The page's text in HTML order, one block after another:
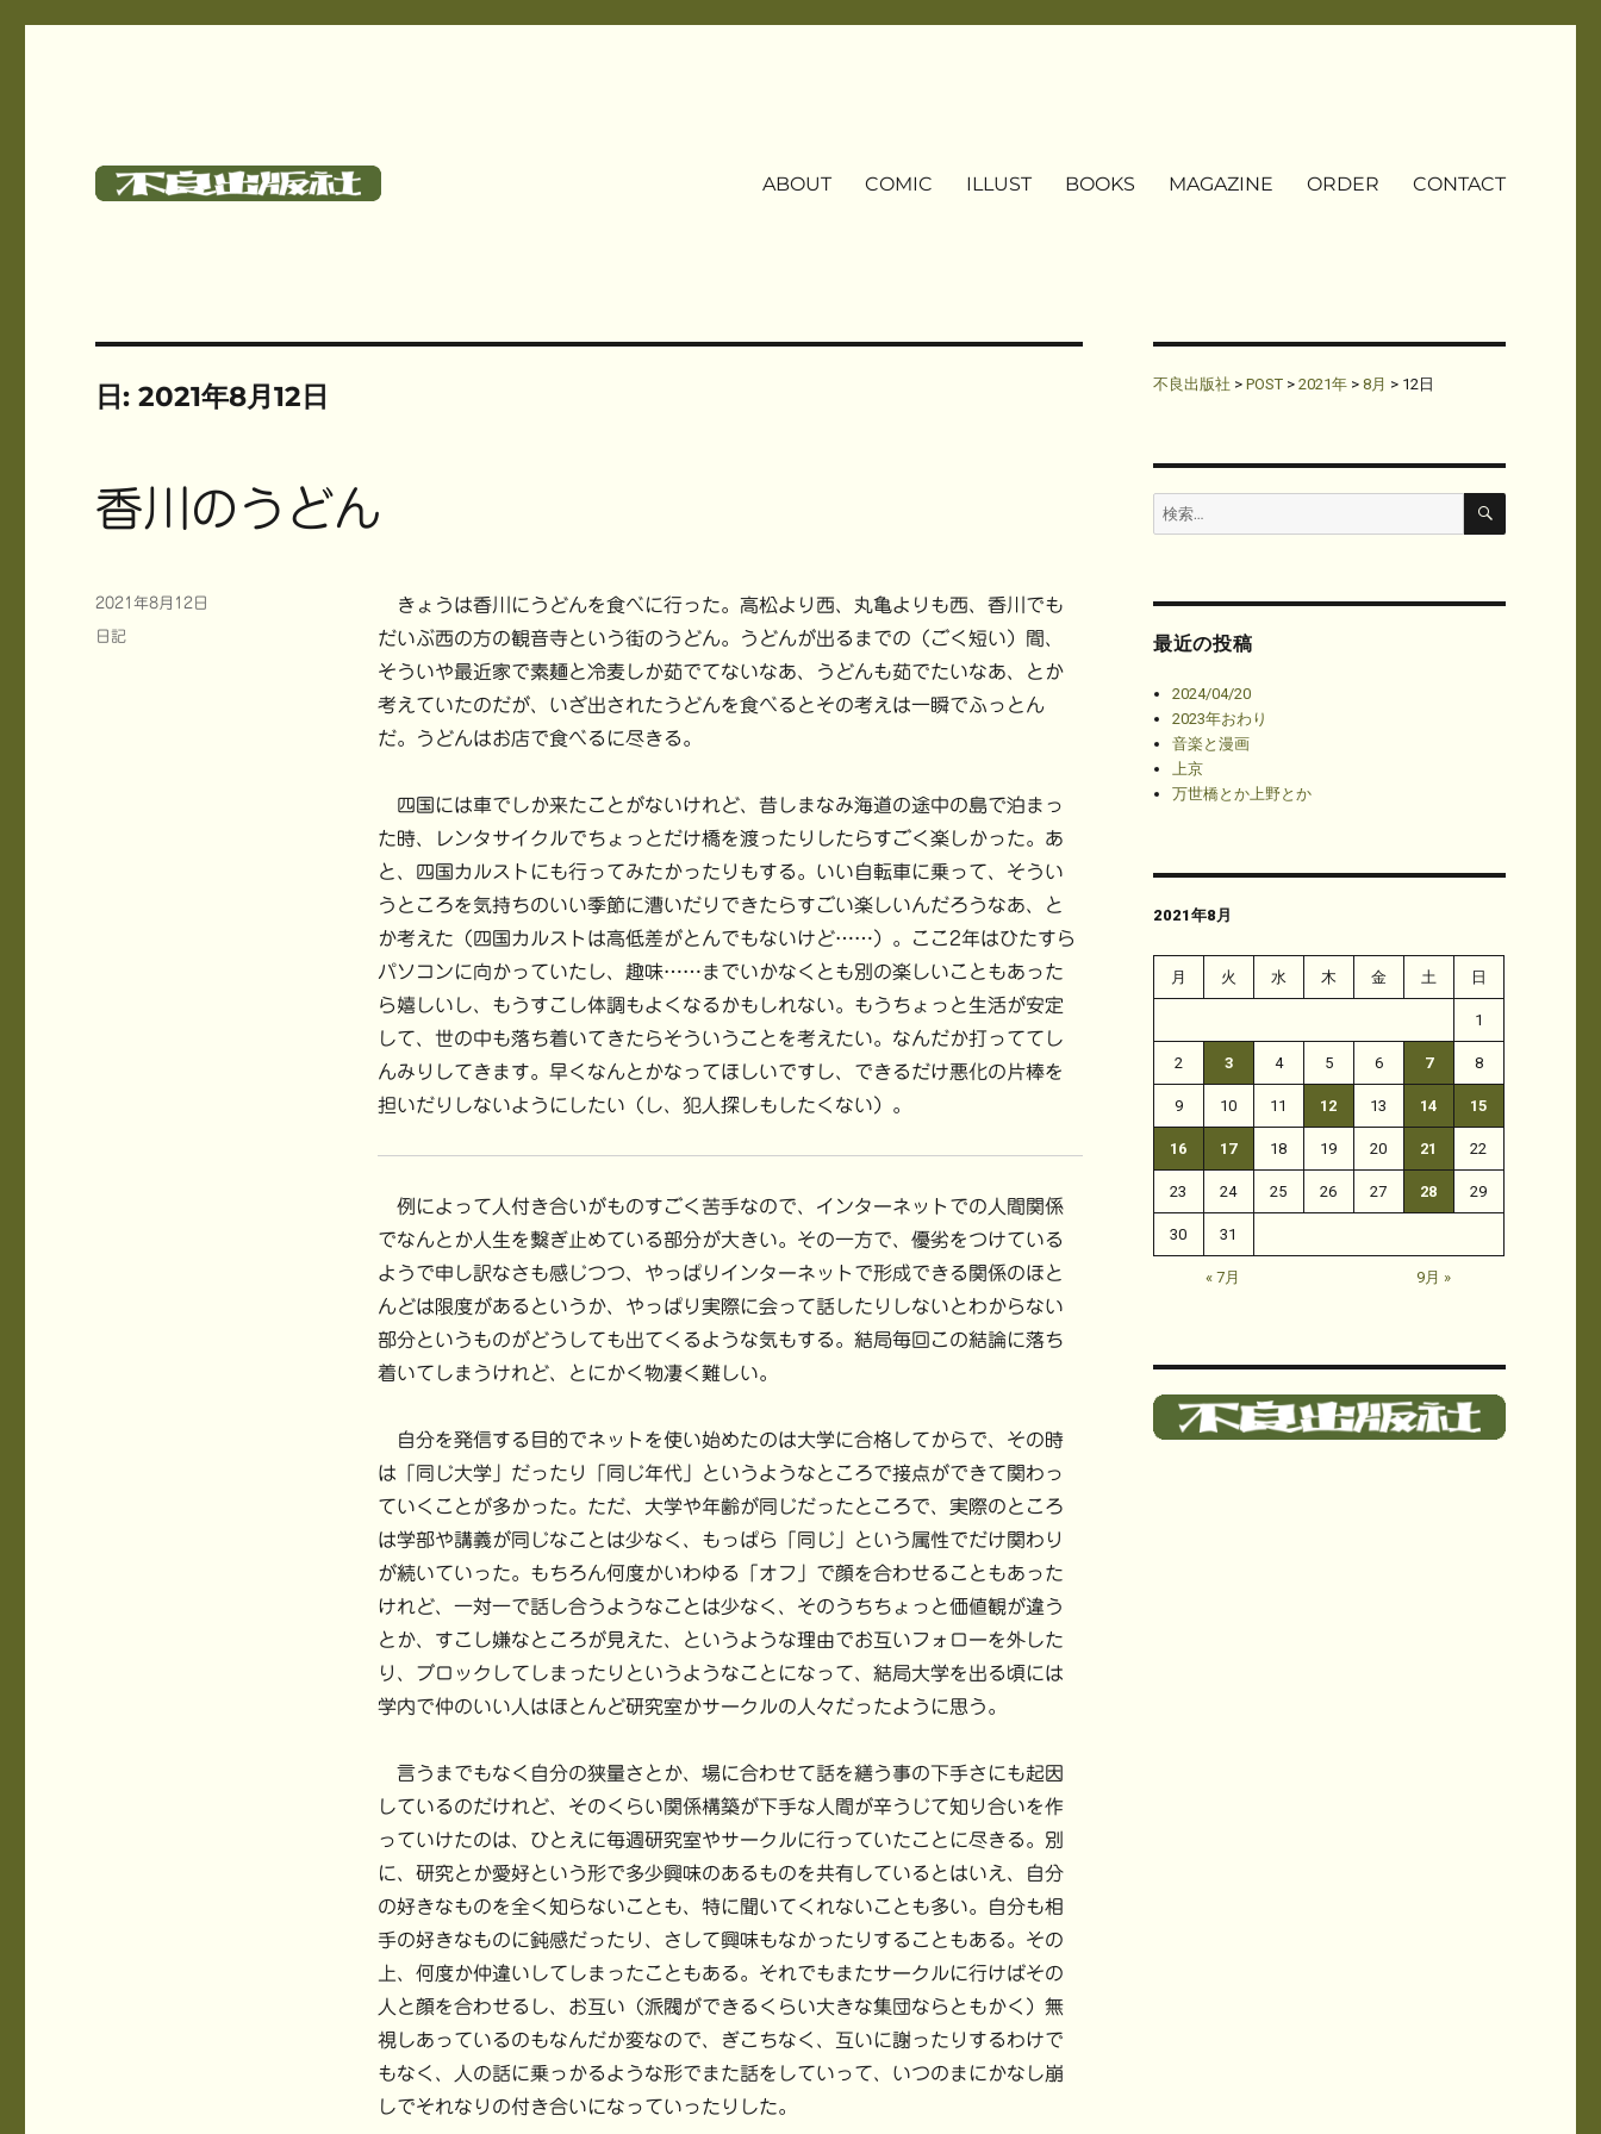
ABOUT COMIC ILLUST BOOKS MAGAZINE ORDER CONTACT
日:2021年8月12日
香川のうどん
きょうは香川にうどんを食べに行った。高松より西、丸亀よりも西、香川でも
だいぶ西の方の観音寺という街のうどん。うどんが出るまでの（ごく短い）間、
そういや最近家で素麺と冷麦しか茹でてないなあ、うどんも茹でたいなあ、とか
考えていたのだが、いざ出されたうどんを食べるとその考えは一瞬でふっとん
だ。うどんはお店で食べるに尽きる。
四国には車でしか来たことがないけれど、昔しまなみ海道の途中の島で泊まっ
た時、レンタサイクルでちょっとだけ橋を渡ったりしたらすごく楽しかった。あ
と、四国カルストにも行ってみたかったりもする。いい自転車に乗って、そうい
うところを気持ちのいい季節に漕いだりできたらすごい楽しいんだろうなあ、と
か考えた（四国カルストは高低差がとんでもないけど……）。ここ2年はひたすら
パソコンに向かっていたし、趣味……までいかなくとも別の楽しいこともあった
ら嬉しいし、もうすこし体調もよくなるかもしれない。もうちょっと生活が安定
して、世の中も落ち着いてきたらそういうことを考えたい。なんだか打っててし
んみりしてきます。早くなんとかなってほしいですし、できるだけ悪化の片棒を
担いだりしないようにしたい（し、犯人探しもしたくない）。
例によって人付き合いがものすごく苦手なので、インターネットでの人間関係
でなんとか人生を繋ぎ止めている部分が大きい。その一方で、優劣をつけている
ようで申し訳なさも感じつつ、やっぱりインターネットで形成できる関係のほと
んどは限度があるというか、やっぱり実際に会って話したりしないとわからない
部分というものがどうしても出てくるような気もする。結局毎回この結論に落ち
着いてしまうけれど、とにかく物凄く難しい。
自分を発信する目的でネットを使い始めたのは大学に合格してからで、その時
は「同じ大学」だったり「同じ年代」というようなところで接点ができて関わっ
ていくことが多かった。ただ、大学や年齢が同じだったところで、実際のところ
は学部や講義が同じなことは少なく、もっぱら「同じ」という属性でだけ関わり
が続いていった。もちろん何度かいわゆる「オフ」で顔を合わせることもあった
けれど、一対一で話し合うようなことは少なく、そのうちちょっと価値観が違う
とか、すこし嫌なところが見えた、というような理由でお互いフォローを外した
り、ブロックしてしまったりというようなことになって、結局大学を出る頃には
学内で仲のいい人はほとんど研究室かサークルの人々だったように思う。
言うまでもなく自分の狭量さとか、場に合わせて話を繕う事の下手さにも起因
しているのだけれど、そのくらい関係構築が下手な人間が辛うじて知り合いを作
っていけたのは、ひとえに毎週研究室やサークルに行っていたことに尽きる。別
に、研究とか愛好という形で多少興味のあるものを共有しているとはいえ、自分
の好きなものを全く知らないことも、特に聞いてくれないことも多い。自分も相
手の好きなものに鈍感だったり、さして興味もなかったりすることもある。その
上、何度か仲違いしてしまったこともある。それでもまたサークルに行けばその
人と顔を合わせるし、お互い（派閥ができるくらい大きな集団ならともかく）無
視しあっているのもなんだか変なので、ぎこちなく、互いに謝ったりするわけで
もなく、人の話に乗っかるような形でまた話をしていって、いつのまにかなし崩
しでそれなりの付き合いになっていったりした。
投
稿
2021年8月12日
カ
日記
不良出版社 > POST> 2021年> 8月 > 12日
検
索:
検
最近の投稿
2024/04/20
2023年おわり
音楽と漫画
上京
万世橋とか上野とか
2021年8月
月 火 水 木 金 土 日
1
2 3 4 5 6 7 8
9 10 11 12 13 14 15
16 17 18 19 20 21 22
23 24 25 26 27 28 29
30 31
« 7月 9月 »